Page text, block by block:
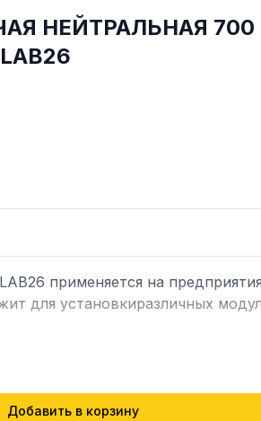
НЕЙТРАЛЬНАЯ
применяется на
для установкиразличных
стали AISI 304
Добавить в корзину